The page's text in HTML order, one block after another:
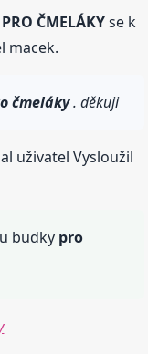
ČMELÁKYse k
macek.
čmeláky. děkuji
uživatel Vysloužil
budky pro